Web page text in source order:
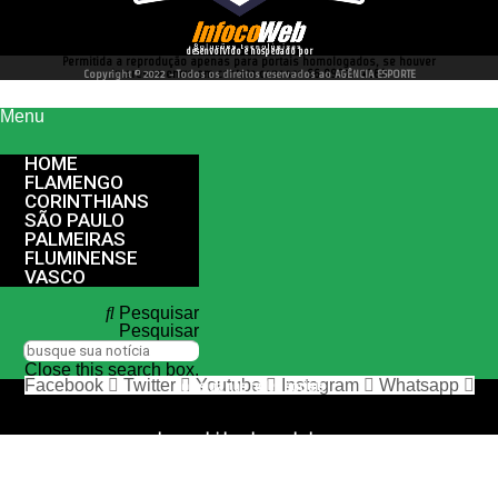
desenvolvido e hospedado por
Permitida a reprodução apenas para portais homologados, se houver
interesse entre em contato conosco 66 99977 4262
Copyright © 2022 - Todos os direitos reservados ao AGÊNCIA ESPORTE
Menu
HOME
FLAMENGO
CORINTHIANS
SÃO PAULO
PALMEIRAS
FLUMINENSE
VASCO
Pesquisar
Pesquisar
Close this search box.
nos siga nas redes sociais
Facebook Twitter Youtube Instagram Whatsapp
desenvolvido e hospedado por